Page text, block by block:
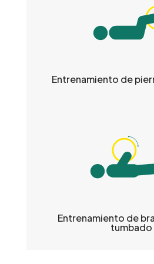
Entrenamiento de
Entrenamiento de
tumbado